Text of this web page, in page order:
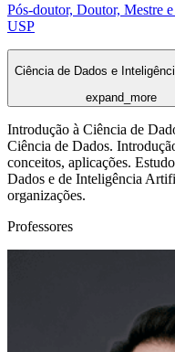
Pós-doutor, Doutor, Mestre
USP
Ciência de Dados e
expand_more
Introdução à Ciência de
Ciência de Dados.
conceitos, aplicações.
Dados e de Inteligência
organizações.
Professores